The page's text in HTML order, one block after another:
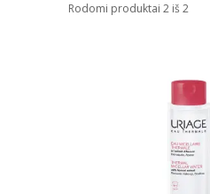
Rodomi produktai 2 iš 2